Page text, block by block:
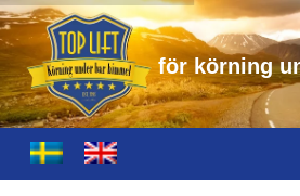
för körning u
Toplift.se – för körning under bar
HOPPA
TILL